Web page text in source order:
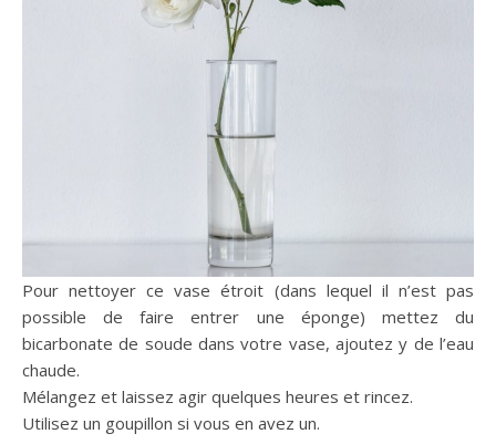
Pour nettoyer ce vase étroit (dans lequel il n’est pas
possible de faire entrer une éponge) mettez du
bicarbonate de soude dans votre vase, ajoutez y de l’eau
chaude.
Mélangez et laissez agir quelques heures et rincez.
Utilisez un goupillon si vous en avez un.